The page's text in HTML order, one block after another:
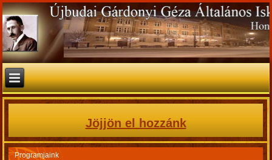
Jöjjön el hozzánk
Programjaink